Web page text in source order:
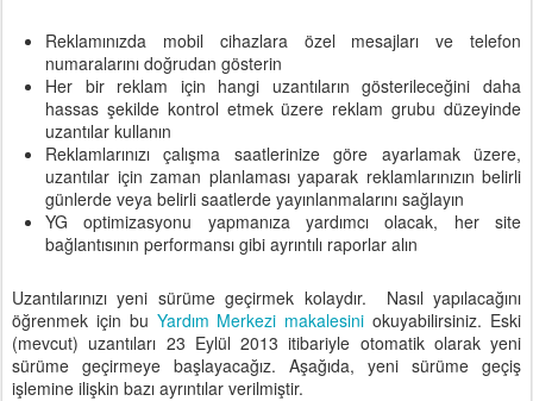
Reklamınızda mobil cihazlara özel mesajları ve telefon
numaralarını doğrudan gösterin
Her bir reklam için hangi uzantıların gösterileceğini daha
hassas şekilde kontrol etmek üzere reklam grubu düzeyinde
uzantılar kullanın
Reklamlarınızı çalışma saatlerinize göre ayarlamak üzere,
uzantılar için zaman planlaması yaparak reklamlarınızın belirli
günlerde veya belirli saatlerde yayınlanmalarını sağlayın
YG optimizasyonu yapmanıza yardımcı olacak, her site
bağlantısının performansı gibi ayrıntılı raporlar alın
Uzantılarınızı yeni sürüme geçirmek kolaydır. Nasıl yapılacağını
öğrenmek için bu Yardım Merkezi makalesini okuyabilirsiniz. Eski
(mevcut) uzantıları 23 Eylül 2013 itibariyle otomatik olarak yeni
sürüme geçirmeye başlayacağız. Aşağıda, yeni sürüme geçiş
işlemine ilişkin bazı ayrıntılar verilmiştir.